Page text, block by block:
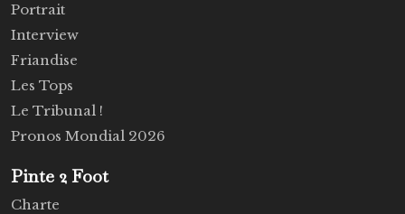
Portrait
Interview
Friandise
Les Tops
Le Tribunal !
Pronos Mondial 2026
Pinte 2 Foot
Charte